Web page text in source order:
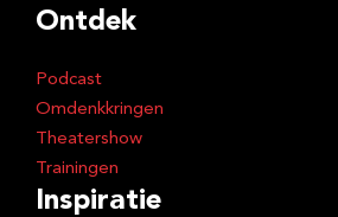
Ontdek
Podcast
Omdenkkringen
Theatershow
Trainingen
Inspiratie